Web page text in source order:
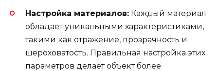
Настройка материалов: Каждый материал
обладает уникальными характеристиками,
такими как отражение, прозрачность и
шероховатость. Правильная настройка этих
параметров делает объект более